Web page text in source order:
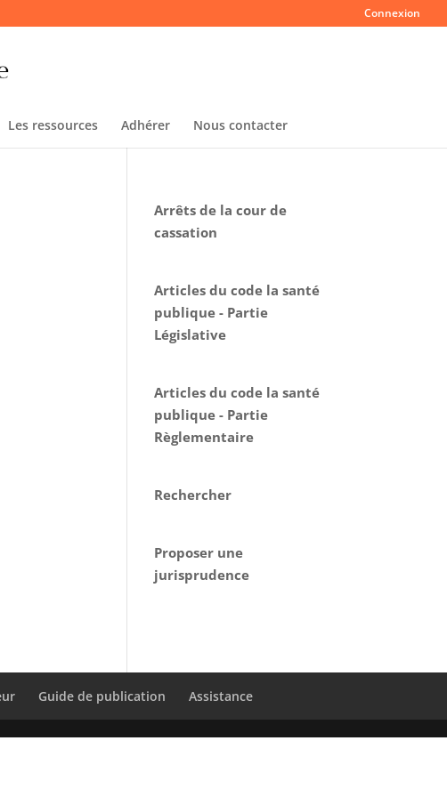
Connexion
Les ressources Adhérer Nous contacter
Arrêts de la cour de
cassation
Articles du code la santé
publique - Partie
Législative
Articles du code la santé
publique - Partie
Règlementaire
Rechercher
Proposer une
jurisprudence
Guide de publication Assistance